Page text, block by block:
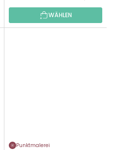
WÄHLEN
Punktmalerei